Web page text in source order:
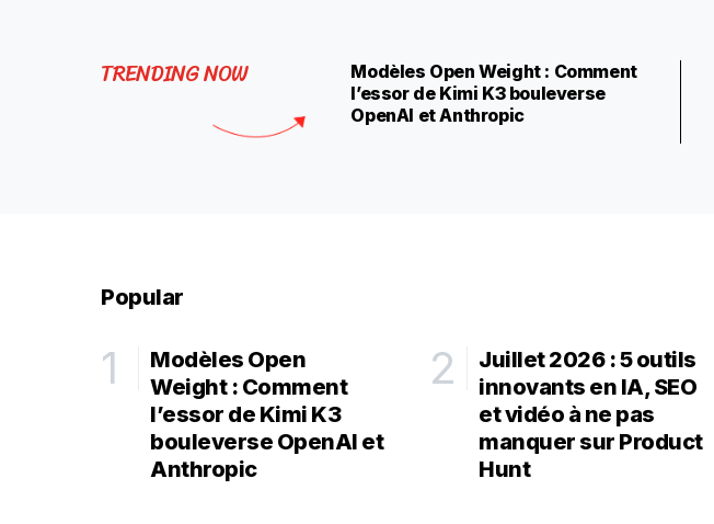
TRENDING NOW
Modèles Open Weight : Comment
l’essor de Kimi K3 bouleverse
OpenAI et Anthropic
Popular
Modèles Open
Weight : Comment
l’essor de Kimi K3
bouleverse OpenAI et
Anthropic
Juillet 2026 : 5 outils
innovants en IA, SEO
et vidéo à ne pas
manquer sur Product
Hunt